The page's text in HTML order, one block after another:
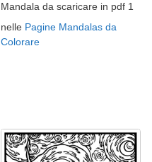
Mandala da scaricare in pdf 1
nelle Pagine Mandalas da
Colorare